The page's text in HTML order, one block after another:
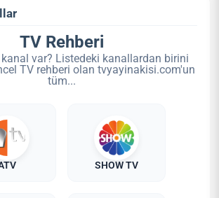
TV Rehberi
kanal var? Listedeki kanallardan birini
TV rehberi olan tvyayinakisi.com'un
tüm...
SHOW TV